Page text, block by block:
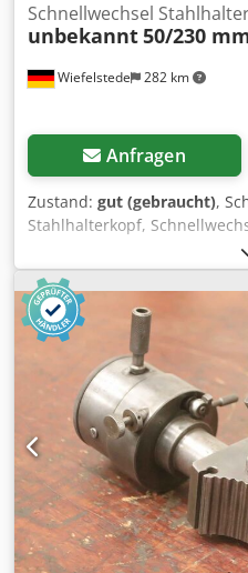
Wiefelstede 282 km
Schnellwechsel
unbekannt50/230
Anfragen
Zustand: gut (gebraucht),
Stahlhalterkopf,
Schnellwechsel-
Bohrstangenhalter,
Djdexdicaopfx Alcsck -
Schnellwechsel-
siehe Fotos -Einspannhöhe:
-Anzahl: 1x Halter
mm -Gewicht: 6,7 kg